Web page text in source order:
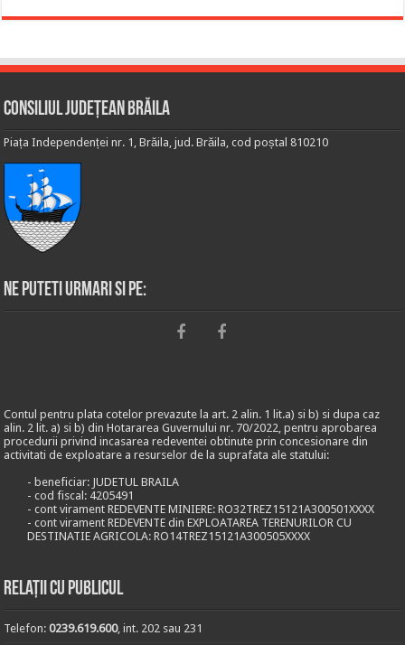
Consiliul Județean Brăila
Piața Independenței nr. 1, Brăila, jud. Brăila, cod poștal 810210
Ne puteti urmari si pe:
Contul pentru plata cotelor prevazute la art. 2 alin. 1 lit.a) si b) si dupa caz
alin. 2 lit. a) si b) din Hotararea Guvernului nr. 70/2022, pentru aprobarea
procedurii privind incasarea redeventei obtinute prin concesionare din
activitati de exploatare a resurselor de la suprafata ale statului:
- beneficiar: JUDETUL BRAILA
- cod fiscal: 4205491
- cont virament REDEVENTE MINIERE: RO32TREZ15121A300501XXXX
- cont virament REDEVENTE din EXPLOATAREA TERENURILOR CU
DESTINATIE AGRICOLA: RO14TREZ15121A300505XXXX
Relații cu publicul
Telefon:0239.619.600, int. 202 sau 231